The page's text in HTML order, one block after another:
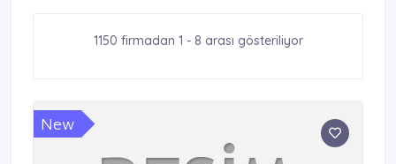
1150 firmadan 1 - 8 arası gösteriliyor
New